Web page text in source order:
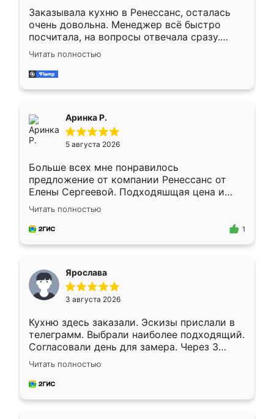
Заказывала кухню в Ренессанс, осталась
очень довольна. Менеджер всё быстро
посчитала, на вопросы отвечала сразу.
Замерщик приехал в субботу, подошёл к
делу со всей ответственностью. Собрали
за день, ребята работали аккуратно, даже
Читать полностью
Аринка Р.
5 августа 2026
Больше всех мне понравилось
предложение от компании Ренессанс от
Елены Сергеевой. Подходяшщая цена и
короткие сроки изготовления. Приехавший
для замера сотрудник Владислав
предложил по моему эскизу самый
Читать полностью
1
Ярослава
3 августа 2026
Кухню здесь заказали. Эскизы прислали в
телеграмм. Выбрали наиболее подходящий.
Согласовали день для замера. Через 3
недели кухня была уже готова. Остались
довольны работой. Спасибо Ренессанс
мебель за качественную работу!
Читать полностью